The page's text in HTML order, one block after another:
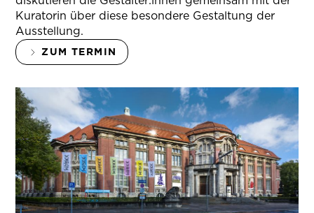
Kuratorin über diese besondere Gestaltung der
Ausstellung.
ZUM TERMIN